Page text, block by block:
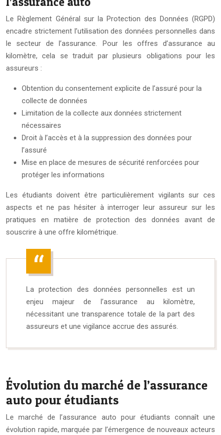
Le Règlement Général sur la Protection des Données (RGPD)
encadre strictement l’utilisation des données personnelles dans
le secteur de l’assurance. Pour les offres d’assurance au
kilomètre, cela se traduit par plusieurs obligations pour les
assureurs :
Obtention du consentement explicite de l’assuré pour la
collecte de données
Limitation de la collecte aux données strictement
nécessaires
Droit à l’accès et à la suppression des données pour
l’assuré
Mise en place de mesures de sécurité renforcées pour
protéger les informations
Les étudiants doivent être particulièrement vigilants sur ces
aspects et ne pas hésiter à interroger leur assureur sur les
pratiques en matière de protection des données avant de
souscrire à une offre kilométrique.
La protection des données personnelles est un
enjeu majeur de l’assurance au kilomètre,
nécessitant une transparence totale de la part des
assureurs et une vigilance accrue des assurés.
Évolution du marché de l’assurance
auto pour étudiants
Le marché de l’assurance auto pour étudiants connaît une
évolution rapide, marquée par l’émergence de nouveaux acteurs